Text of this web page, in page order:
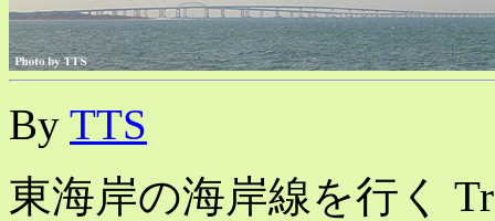
By TTS
東海岸の海岸線を行く